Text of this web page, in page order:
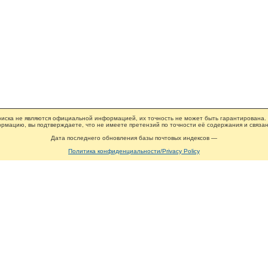
не являются официальной информацией, их точность не может быть гарантирована.
вы подтверждаете, что не имеете претензий по точности её содержания и
Дата последнего обновления базы почтовых индексов —
Политика конфиденциальности/Privacy Policy